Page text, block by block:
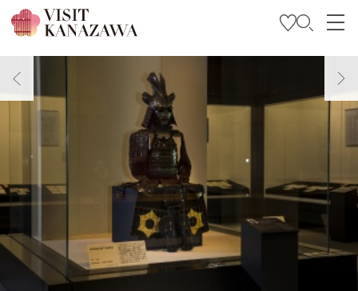
Inspírese
Explore
Travel Trade and Media
Languages